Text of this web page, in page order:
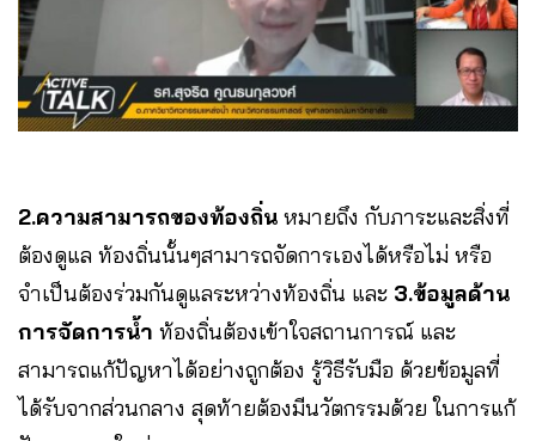
2.ความสามารถของท้องถิ่น หมายถึง กับภาระและสิ่งที่
ต้องดูแล ท้องถิ่นนั้นๆสามารถจัดการเองได้หรือไม่ หรือ
จำเป็นต้องร่วมกันดูแลระหว่างท้องถิ่น และ 3.ข้อมูลด้าน
การจัดการน้ำ ท้องถิ่นต้องเข้าใจสถานการณ์ และ
สามารถแก้ปัญหาได้อย่างถูกต้อง รู้วิธีรับมือ ด้วยข้อมูลที่
ได้รับจากส่วนกลาง สุดท้ายต้องมีนวัตกรรมด้วย ในการแก้